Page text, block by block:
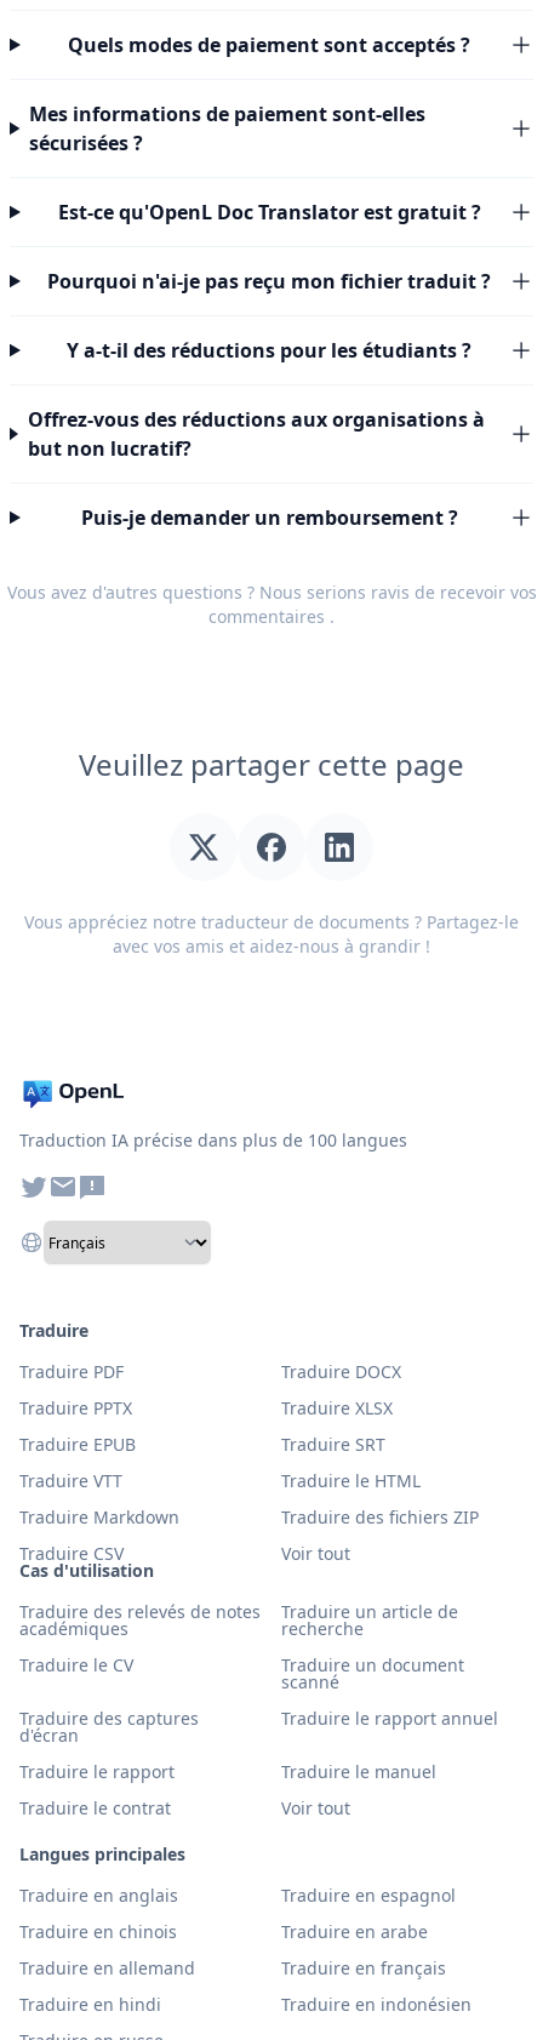
Quels modes de paiement sont acceptés ?
Mes informations de paiement sont-elles
sécurisées ?
Est-ce qu'OpenL Doc Translator est gratuit ?
Pourquoi n'ai-je pas reçu mon fichier traduit ?
Y a-t-il des réductions pour les étudiants ?
Offrez-vous des réductions aux organisations à
but non lucratif?
Puis-je demander un remboursement ?
Vous avez d'autres questions ? Nous serions ravis de recevoir vos
commentaires .
Veuillez partager cette page
Vous appréciez notre traducteur de documents ? Partagez-le
avec vos amis et aidez-nous à grandir !
Traduction IA précise dans plus de 100 langues
Cas d'utilisation
Traduire des relevés de notes
académiques
Traduire un article de
recherche
Traduire le CV
Traduire un document
scanné
Traduire des captures
d'écran
Traduire le rapport annuel
Traduire le rapport
Traduire le manuel
Traduire le contrat
Voir tout
Langues principales
Traduire en anglais
Traduire en espagnol
Traduire en chinois
Traduire en arabe
Traduire en allemand
Traduire en français
Traduire en hindi
Traduire en indonésien
Traduire
Traduire PDF
Traduire DOCX
Traduire PPTX
Traduire XLSX
Traduire EPUB
Traduire SRT
Traduire VTT
Traduire le HTML
Traduire Markdown
Traduire des fichiers ZIP
Traduire CSV
Voir tout